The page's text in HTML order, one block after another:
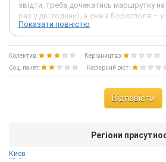
звідти, треба дочекатись маршрутку
раз у дві години), а уже з Борисполя – у
Довелось декілька днів попрацювати в
Овочевій Компанії». На співбесіді
дружиною), але все так добре описувала:
оформлення з першого дня, і «біла» з/п,
справи – для них це дуже довго, їм
дня.
Показати повністю
Колектив: Керівництво:
Соц. пакет:
Кар'єрний ріст :
Відповісти
Регіони
Киев